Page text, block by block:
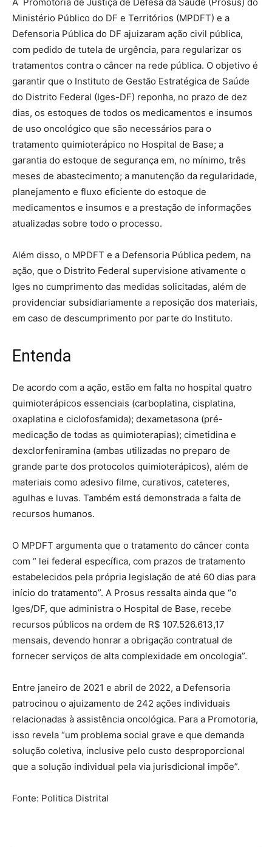
Ministério Público do DF e Territórios (MPDFT) e a
Defensoria Pública do DF ajuizaram ação civil pública,
com pedido de tutela de urgência, para regularizar os
tratamentos contra o câncer na rede pública. O objetivo é
garantir que o Instituto de Gestão Estratégica de Saúde
do Distrito Federal (Iges-DF) reponha, no prazo de dez
dias, os estoques de todos os medicamentos e insumos
de uso oncológico que são necessários para o
tratamento quimioterápico no Hospital de Base; a
garantia do estoque de segurança em, no mínimo, três
meses de abastecimento; a manutenção da regularidade,
planejamento e fluxo eficiente do estoque de
medicamentos e insumos e a prestação de informações
atualizadas sobre todo o processo.
Além disso, o MPDFT e a Defensoria Pública pedem, na
ação, que o Distrito Federal supervisione ativamente o
Iges no cumprimento das medidas solicitadas, além de
providenciar subsidiariamente a reposição dos materiais,
em caso de descumprimento por parte do Instituto.
Entenda
De acordo com a ação, estão em falta no hospital quatro
quimioterápicos essenciais (carboplatina, cisplatina,
oxaplatina e ciclofosfamida); dexametasona (pré-
medicação de todas as quimioterapias); cimetidina e
dexclorfeniramina (ambas utilizadas no preparo de
grande parte dos protocolos quimioterápicos), além de
materiais como adesivo filme, curativos, cateteres,
agulhas e luvas. Também está demonstrada a falta de
recursos humanos.
O MPDFT argumenta que o tratamento do câncer conta
com “ lei federal específica, com prazos de tratamento
estabelecidos pela própria legislação de até 60 dias para
início do tratamento”. A Prosus ressalta ainda que “o
Iges/DF, que administra o Hospital de Base, recebe
recursos públicos na ordem de R$ 107.526.613,17
mensais, devendo honrar a obrigação contratual de
fornecer serviços de alta complexidade em oncologia”.
Entre janeiro de 2021 e abril de 2022, a Defensoria
patrocinou o ajuizamento de 242 ações individuais
relacionadas à assistência oncológica. Para a Promotoria,
isso revela “um problema social grave e que demanda
solução coletiva, inclusive pelo custo desproporcional
que a solução individual pela via jurisdicional impõe”.
Fonte: Politica Distrital